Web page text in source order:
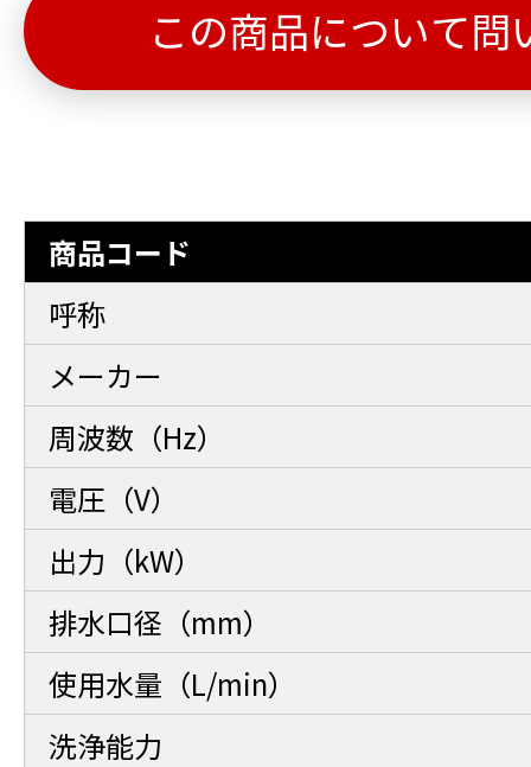
この商品について問
商品コード
呼称
メーカー
周波数（Hz）
電圧（V）
出力（kW）
排水口径（mm）
使用水量（L/min）
洗浄能力